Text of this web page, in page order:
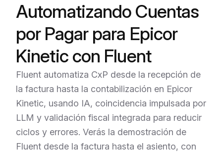
Automatizando Cuentas
por Pagar para Epicor
Kinetic con Fluent
Fluent automatiza CxP desde la recepción de
la factura hasta la contabilización en Epicor
Kinetic, usando IA, coincidencia impulsada por
LLM y validación fiscal integrada para reducir
ciclos y errores. Verás la demostración de
Fluent desde la factura hasta el asiento, con